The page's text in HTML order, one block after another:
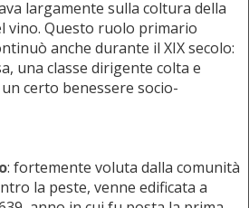
largamente sulla coltura della
vino. Questo ruolo primario
anche durante il XIX secolo:
una classe dirigente colta e
certo benessere socio-
: fortemente voluta dalla comunità
la peste, venne edificata a